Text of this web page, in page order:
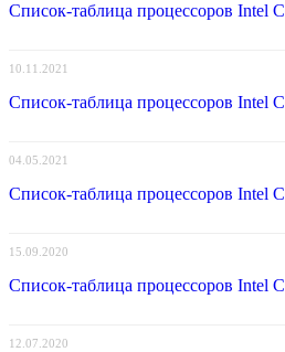
Список-таблица процессоров Intel
10.11.2021
Список-таблица процессоров Intel
04.05.2021
Список-таблица процессоров Intel
15.09.2020
Список-таблица процессоров Intel
12.07.2020